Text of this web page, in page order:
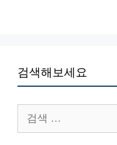
검색해보세요
색: